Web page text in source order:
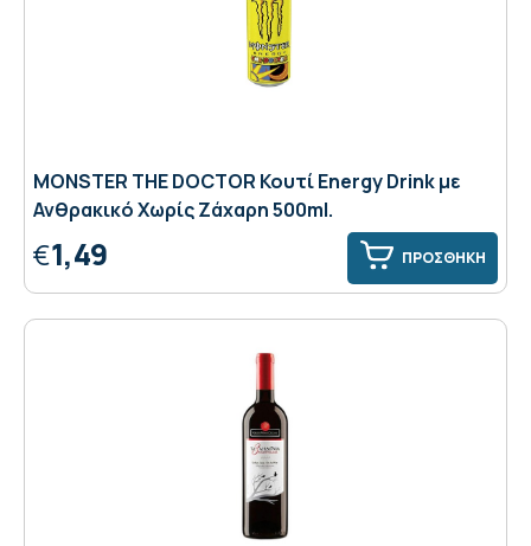
MONSTER THE DOCTOR Κουτί Energy Drink με
Ανθρακικό Χωρίς Ζάχαρη 500ml.
€1,49 ΠΡΟΣΘΗΚΗ